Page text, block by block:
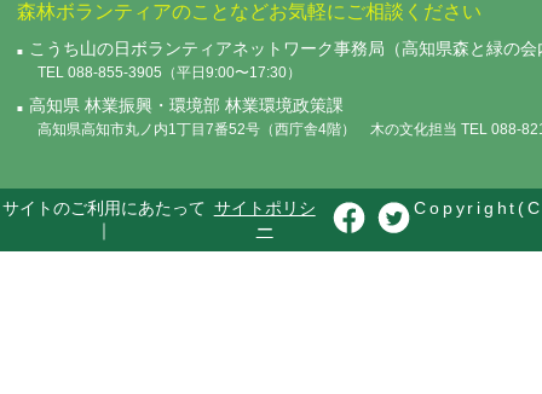
森林ボランティアのことなどお気軽にご相談ください
こうち山の日ボランティアネットワーク事務局（高知県森と緑の会
TEL 088-855-3905（平日9:00〜17:30）
高知県 林業振興・環境部 林業環境政策課
高知県高知市丸ノ内1丁目7番52号（西庁舎4階） 木の文化担当 TEL 088-
サイトのご利用にあたって
｜
サイトポリシ
ー